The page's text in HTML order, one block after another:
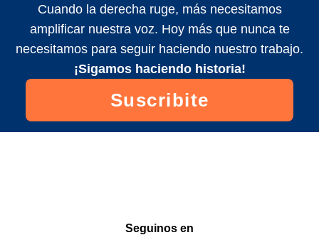
Cuando la derecha ruge, más necesitamos
amplificar nuestra voz. Hoy más que nunca te
necesitamos para seguir haciendo nuestro trabajo.
¡Sigamos haciendo historia!
Suscribite
Seguinos en